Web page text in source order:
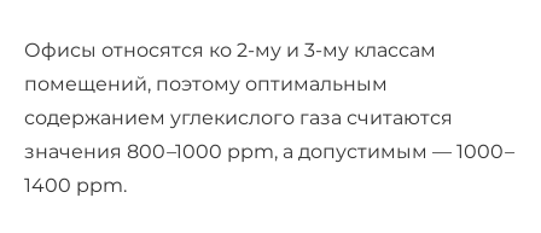
Офисы относятся ко 2-му и 3-му классам
помещений, поэтому оптимальным
содержанием углекислого газа считаются
значения 800–1000 ppm, а допустимым — 1000–
1400 ppm.